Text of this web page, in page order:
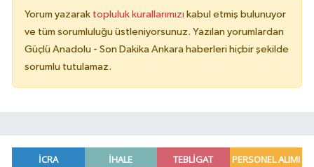
Yorum yazarak topluluk kurallarımızı kabul etmiş bulunuyor
ve tüm sorumluluğu üstleniyorsunuz. Yazılan yorumlardan
Güçlü Anadolu - Son Dakika Ankara haberleri hiçbir şekilde
sorumlu tutulamaz.